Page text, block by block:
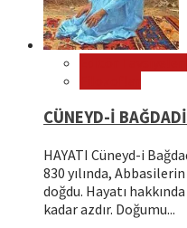
CÜNEYD-İ BAĞDADİ
HAYATI Cüneyd-i
830 yılında,
doğdu. Hayatı
kadar azdır. Doğumu...